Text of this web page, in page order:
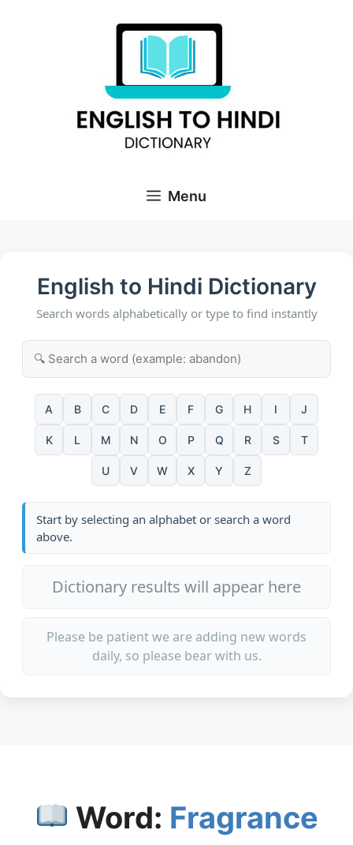
Menu
English to Hindi Dictionary
Search words alphabetically or type to find instantly
A B C D E F G H I J
K L M N O P Q R S T
U V W X Y Z
Start by selecting an alphabet or search a word
above.
Dictionary results will appear here
Please be patient we are adding new words
daily, so please bear with us.
Word: Fragrance